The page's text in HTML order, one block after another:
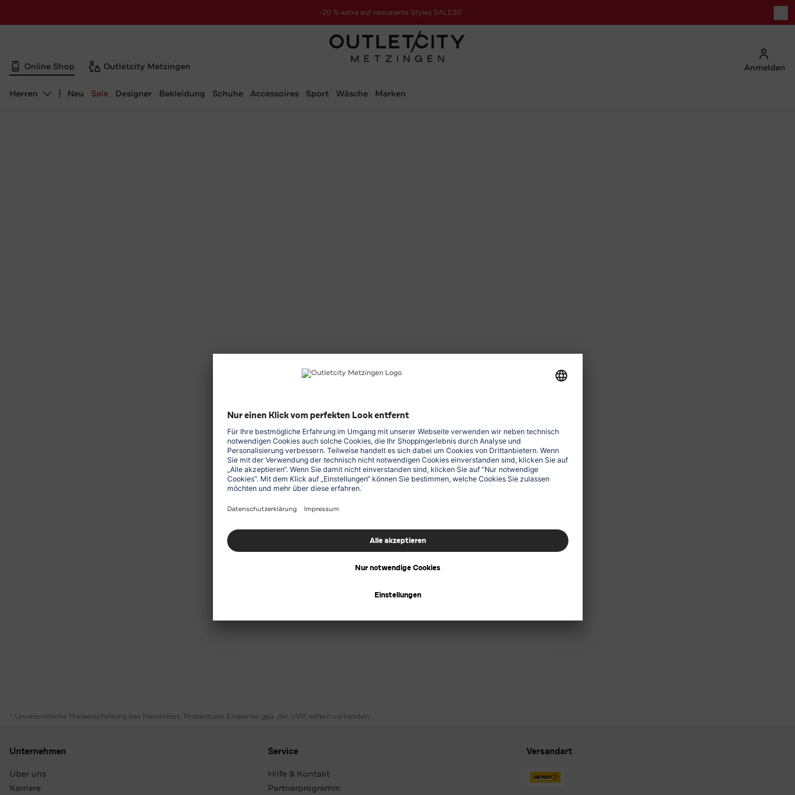
-20 % extra auf reduzierte Styles SALE20
zur Aktion
Online Shop Outletcity Metzingen Anmelden
Abteilung ändern, ausgewählt:
Herren Neu Sale Designer Bekleidung Schuhe Accessoires Sport Wäsche Marken
* Unverbindliche Preisempfehlung des Herstellers. Prozentuale Ersparnis ggü. der UVP, sofern vorhanden
Unternehmen
Über uns
Karriere
Service
Hilfe & Kontakt
Partnerprogramm
Versandart